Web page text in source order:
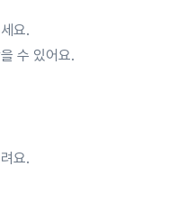
요.
수 있어요.
요.